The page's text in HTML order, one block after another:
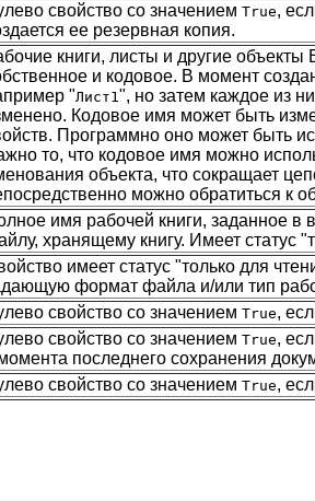
свойство со значением True,
ее резервная копия.
книги, листы и другие
и кодовое. В момент
"Лист1", но затем каждое из
Кодовое имя может быть
Программно оно может быть
то, что кодовое имя можно
объекта, что сокращает
можно обратиться к
имя рабочей книги, заданное в
хранящему книгу. Имеет статус
имеет статус "только для
формат файла и/или тип
свойство со значением True,
свойство со значением True,
последнего сохранения
свойство со значением True,